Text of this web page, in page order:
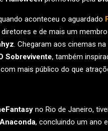
aconteceu o aguardado
e de mais um
. Chegaram aos cinemas
Sobrevivente, também
mais público do que
no Rio de Janeiro,
Anaconda, concluindo um ano